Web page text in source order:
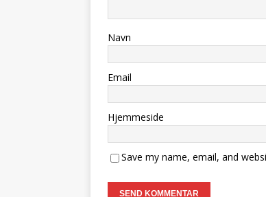
Navn
Email
Hjemmeside
Save my name, email, and